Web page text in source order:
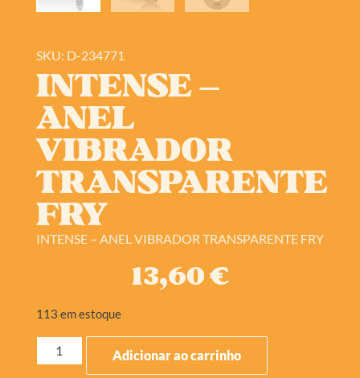
SKU: D-234771
INTENSE –
ANEL
VIBRADOR
TRANSPARENTE
FRY
INTENSE – ANEL VIBRADOR TRANSPARENTE FRY
13,60€
113 em estoque
Adicionar ao carrinho